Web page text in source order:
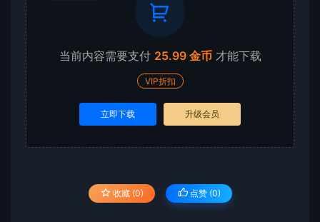
当前内容需要支付 25.99 金币 才能下载
VIP折扣
立即下载 升级会员
收藏 (0) 点赞 (0)